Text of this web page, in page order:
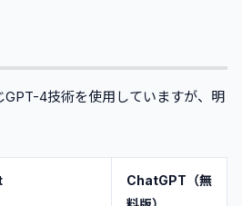
4技術を使用していますが、明
ChatGPT（無